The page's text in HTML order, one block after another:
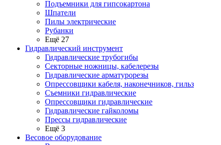
Подъемники для гипсокартона
Шпатели
Пилы электрические
Рубанки
Ещё 27
Гидравлический инструмент
Гидравлические трубогибы
Секторные ножницы, кабелерезы
Гидравлические арматурорезы
Опрессовщики кабеля, наконечников, гильз
Съемники гидравлические
Опрессовщики гидравлические
Гидравлические гайколомы
Прессы гидравлические
Ещё 3
Весовое оборудование